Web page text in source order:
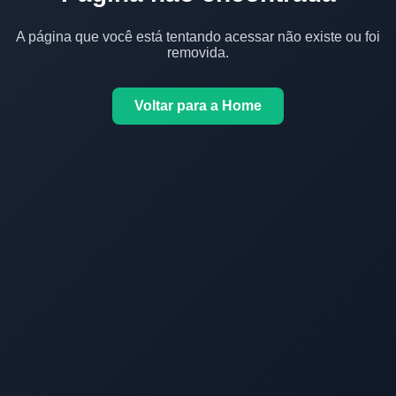
A página que você está tentando acessar não existe ou foi
removida.
Voltar para a Home